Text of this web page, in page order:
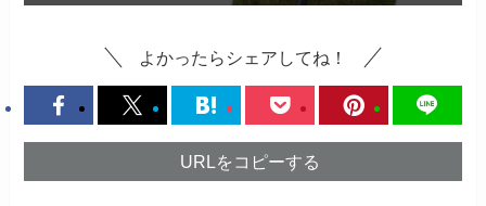
よかったらシェアしてね！
URLをコピーする